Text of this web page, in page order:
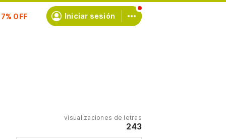
Iniciar sesión
visualizaciones de letras
243